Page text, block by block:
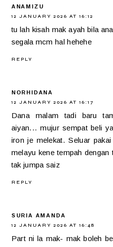
ANAMIZU
12 JANUARY 2026 AT 16:12
tu lah kisah mak ayah bila
segala mcm hal hehehe
REPLY
NORHIDANA
12 JANUARY 2026 AT 16:17
Dana malam tadi baru
aiyan... mujur sempat beli
iron je melekat. Seluar
melayu kene tempah
tak jumpa saiz
REPLY
SURIA AMANDA
12 JANUARY 2026 AT 16:48
Part ni la mak- mak boleh